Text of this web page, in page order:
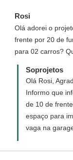
responsável
órgãos
elétricos e
obra é
projetos
cidade para
construção e
Rosi
Olá adorei o
frente por 20 de
para 02 carros?
Soprojetos
Olá Rosi,
Informo que
de 10 de
espaço para
vaga na